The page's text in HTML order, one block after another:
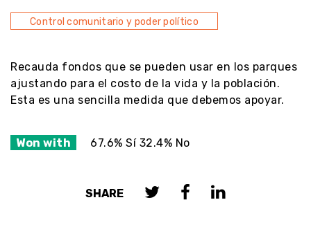
Control comunitario y poder político
Recauda fondos que se pueden usar en los parques
ajustando para el costo de la vida y la población.
Esta es una sencilla medida que debemos apoyar.
Won with 67.6% Sí 32.4% No
SHARE